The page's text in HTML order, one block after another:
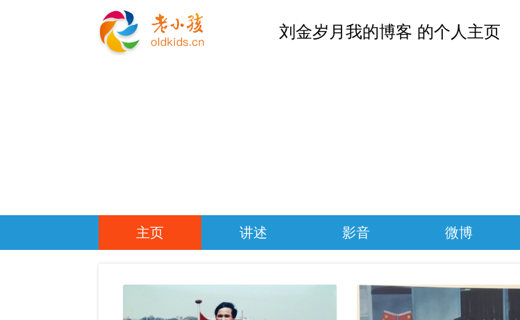
刘金岁月我的博客 的个人主页
主页 讲述 影音 微博